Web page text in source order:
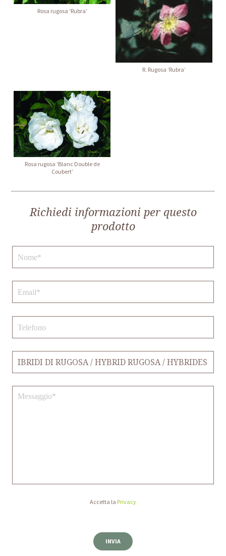
Rosa rugosa ‘Rubra’
R. Rugosa ‘Rubra’
Rosa rugosa ‘Blanc Double de
Coubert’
Richiedi informazioni per questo
prodotto
Accetta la Privacy